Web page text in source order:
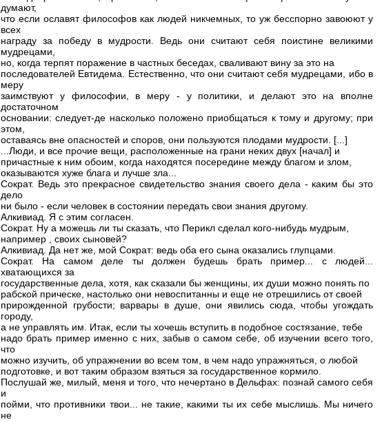
думают,
что если ославят философов как людей никчемных, то уж бесспорно завоюют у
всех
награду за победу в мудрости. Ведь они считают себя поистине великими
мудрецами,
но, когда терпят поражение в частных беседах, сваливают вину за это на
последователей Евтидема. Естественно, что они считают себя мудрецами, ибо в
меру
заимствуют у философии, в меру - у политики, и делают это на вполне
достаточном
основании: следует-де насколько положено приобщаться к тому и другому; при
этом,
оставаясь вне опасностей и споров, они пользуются плодами мудрости. [...]
...Люди, и все прочие вещи, расположенные на грани неких двух [начал] и
причастные к ним обоим, когда находятся посередине между благом и злом,
оказываются хуже блага и лучше зла...
Сократ. Ведь это прекрасное свидетельство знания своего дела - каким бы это
дело
ни было - если человек в состоянии передать свои знания другому.
Алкивиад. Я с этим согласен.
Сократ. Ну а можешь ли ты сказать, что Перикл сделал кого-нибудь мудрым,
например , своих сыновей?
Алкивиад. Да нет же, мой Сократ: ведь оба его сына оказались глупцами.
Сократ. На самом деле ты должен будешь брать пример... с людей...
хватающихся за
государственные дела, хотя, как сказали бы женщины, их души можно понять по
рабской прическе, настолько они невоспитанны и еще не отрешились от своей
прирожденной грубости; варвары в душе, они явились сюда, чтобы угождать
городу,
а не управлять им. Итак, если ты хочешь вступить в подобное состязание, тебе
надо брать пример именно с них, забыв о самом себе, об изучении всего того,
что
можно изучить, об упражнении во всем том, в чем надо упражняться, о любой
подготовке, и вот таким образом взяться за государственное кормило.
Послушай же, милый, меня и того, что нечертано в Дельфах: познай самого себя
и
пойми, что противники твои... не такие, какими ты их себе мыслишь. Мы ничего
не